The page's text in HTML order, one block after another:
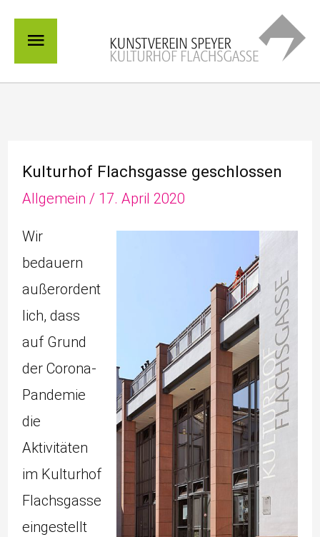
Inhalt
springen
Hauptmenü
Kulturhof Flachsgasse geschlossen
Allgemein / 17. April 2020
Wir
bedauern
außerordent
lich, dass
auf Grund
der Corona-
Pandemie
die
Aktivitäten
im Kulturhof
Flachsgasse
eingestellt